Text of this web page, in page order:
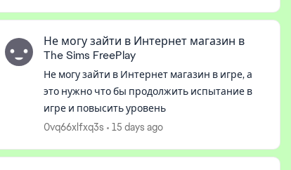
совсе...
Не могу зайти в Интернет магазин в
The Sims FreePlay
Не могу зайти в Интернет магазин в игре, а
это нужно что бы продолжить испытание в
игре и повысить уровень
0vq66xlfxq3s
15 days ago